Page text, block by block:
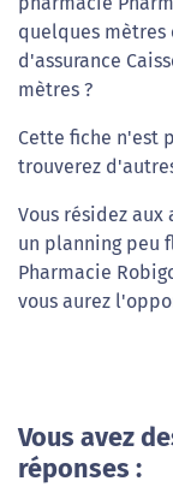
quelques mètres
d'assurance
mètres ?
Cette fiche n'est
trouverez
Vous résidez
un planning peu
Pharmacie
vous aurez
Vous avez
réponses :